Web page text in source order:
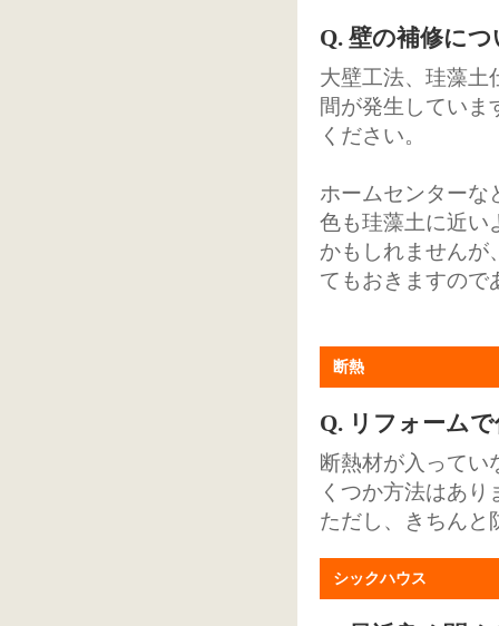
Q. 壁の補修に
大壁工法、珪藻土
間が発生していま
ください。
ホームセンターな
色も珪藻土に近い
かもしれませんが
てもおきますので
断熱
Q. リフォーム
断熱材が入ってい
くつか方法はあり
ただし、きちんと
シックハウス